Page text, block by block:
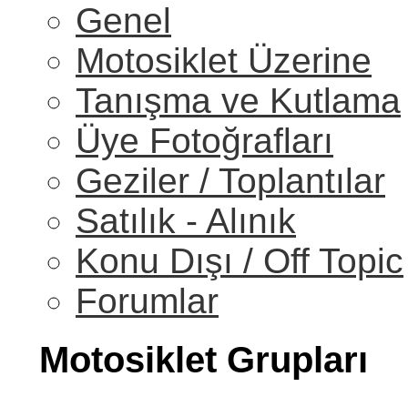
Genel
Motosiklet Üzerine
Tanışma ve Kutlama
Üye Fotoğrafları
Geziler / Toplantılar
Satılık - Alınık
Konu Dışı / Off Topic
Forumlar
Motosiklet Grupları